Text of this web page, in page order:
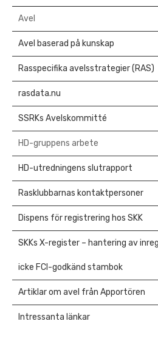
Avel
Avel baserad på kunskap
Rasspecifika avelsstrategier (RAS)
rasdata.nu
SSRKs Avelskommitté
HD-gruppens arbete
HD-utredningens slutrapport
Rasklubbarnas kontaktpersoner
Dispens för registrering hos SKK
SKKs X-register – hantering av
icke FCI-godkänd stambok
Artiklar om avel från Apportören
Intressanta länkar